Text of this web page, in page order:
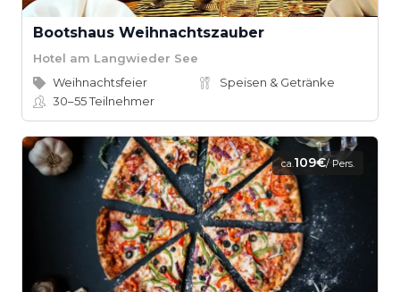
Bootshaus Weihnachtszauber
Hotel am Langwieder See
Weihnachtsfeier
Speisen & Getränke
30–55Teilnehmer
ca.109€/ Pers.